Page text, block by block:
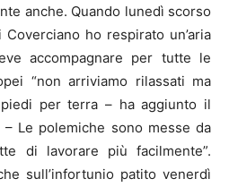
anche. Quando lunedì scorso
ho respirato un’aria
accompagnare per tutte le
“non arriviamo rilassati ma
per terra – ha aggiunto il
Le polemiche sono messe da
di lavorare più facilmente”.
sull’infortunio patito venerdì